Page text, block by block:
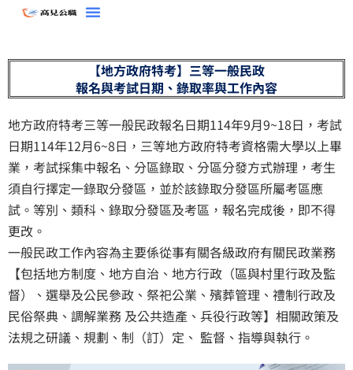
內
容
【地方政府特考】三等一般民政
報名與考試日期、錄取率與工作內容
地方政府特考三等一般民政報名日期114年9月9~18日，考試
日期114年12月6~8日，三等地方政府特考資格需大學以上畢
業，考試採集中報名、分區錄取、分區分發方式辦理，考生
須自行擇定一錄取分發區，並於該錄取分發區所屬考區應
試。等別、類科、錄取分發區及考區，報名完成後，即不得
更改。
一般民政工作內容為主要係從事有關各級政府有關民政業務
【包括地方制度、地方自治、地方行政（區與村里行政及監
督）、選舉及公民參政、祭祀公業、殯葬管理、禮制行政及
民俗祭典、調解業務 及公共造產、兵役行政等】相關政策及
法規之研議、規劃、制（訂）定、 監督、指導與執行。